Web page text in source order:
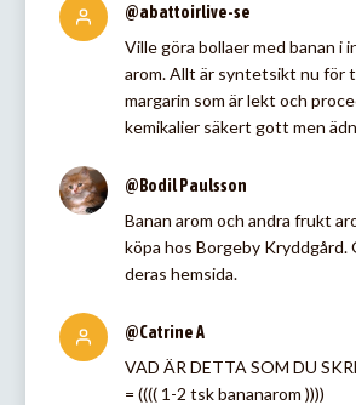
@abattoirlive-se
Ville göra bollaer med banan i
arom. Allt är syntetsikt nu för
margarin som är lekt och
kemikalier säkert gott men
@Bodil Paulsson
Banan arom och andra frukt
köpa hos Borgeby Kryddgård.
deras hemsida.
@Catrine A
VAD ÄR DETTA SOM DU
= (((( 1-2 tsk bananarom ))))